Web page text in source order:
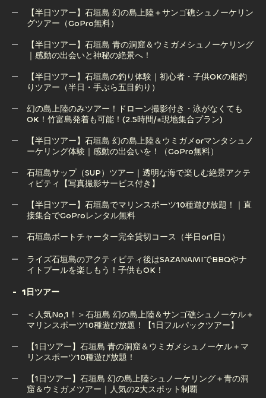
【半日ツアー】石垣島 幻の島上陸＋サンゴ礁シュノーケリン
グツアー（GoPro無料）
【半日ツアー】石垣島 幻の島上陸＋サンゴ礁シュノーケリン
グツアー（GoPro無料）
【半日ツアー】石垣島 青の洞窟＆ウミガメシュノーケリング
｜感動の出会いと神秘の絶景へ！
【半日ツアー】石垣島 青の洞窟＆ウミガメシュノーケリング
【半日ツアー】石垣島の釣り体験｜初心者・子供OKの船釣
りツアー（半日・手ぶら五目釣り）
【半日ツアー】石垣島の釣り体験｜初心者・子供OKの船釣
幻の島上陸のみツアー！ドローン撮影付き・泳がなくても
OK！竹富島発着も可能！(2.5時間/※現地集合プラン)
幻の島上陸のみツアー！ドローン撮影付き・泳がなくても
【半日ツアー】石垣島 幻の島上陸＆ウミガメorマンタシュノ
ーケリング体験｜感動の出会いを！（GoPro無料）
【半日ツアー】石垣島 幻の島上陸＆ウミガメorマンタシュノ
石垣島サップ（SUP）ツアー｜透明な海で楽しむ絶景アクテ
ィビティ【写真撮影サービス付き】
石垣島サップ（SUP）ツアー｜透明な海で楽しむ絶景アクテ
【半日ツアー】石垣島でマリンスポーツ10種遊び放題！｜直
接集合でGoProレンタル無料
接集合でGoProレンタル無料
石垣島ボートチャーター完全貸切コース（半日or1日）
石垣島ボートチャーター完全貸切コース（半日or1日）
ライズ石垣島のアクティビティ後はSAZANAMIでBBQやナ
イトプールを楽しもう！子供もOK！
イトプールを楽しもう！子供もOK！
1日ツアー
＜人気No,1！＞石垣島 幻の島上陸＆サンゴ礁シュノーケル＋
マリンスポーツ10種遊び放題！【1日フルパックツアー】
＜人気No,1！＞石垣島 幻の島上陸＆サンゴ礁シュノーケル＋
【1日ツアー】石垣島 青の洞窟＆ウミガメシュノーケル＋マ
リンスポーツ10種遊び放題！
【1日ツアー】石垣島 青の洞窟＆ウミガメシュノーケル＋マ
【1日ツアー】石垣島 幻の島上陸シュノーケリング＋青の洞
窟＆ウミガメツアー｜人気の2大スポット制覇